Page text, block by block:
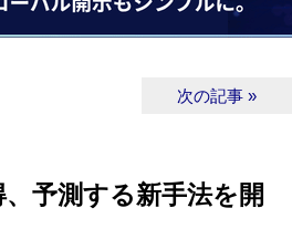
次の記事 »
予測する新手法を開